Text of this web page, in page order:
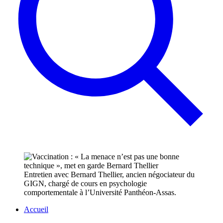
Entretien avec Bernard Thellier, ancien négociateur du
GIGN, chargé de cours en psychologie
comportementale à l’Université Panthéon-Assas.
Accueil